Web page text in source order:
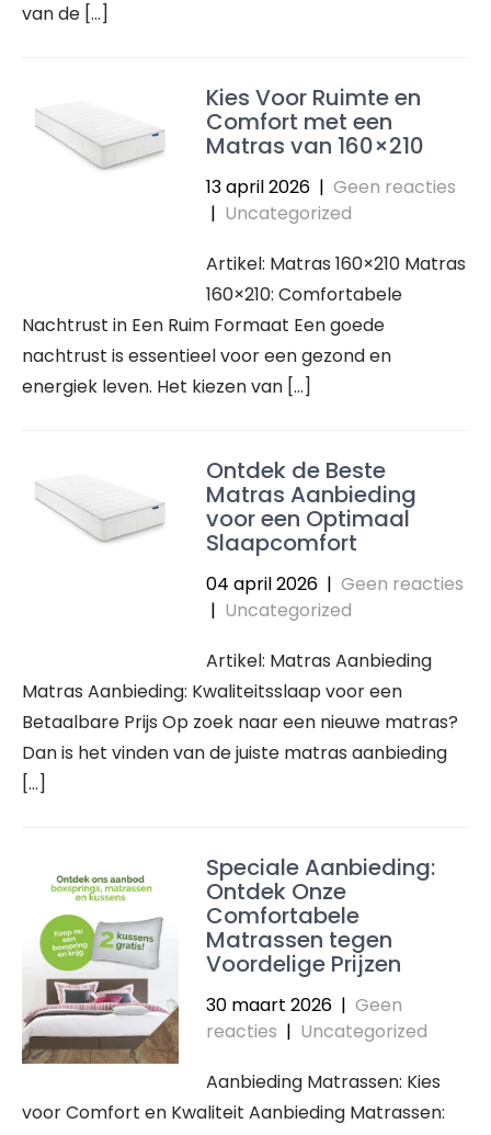
van de […]
Kies Voor Ruimte en
Comfort met een
Matras van 160×210
13 april 2026 | Geen reacties
| Uncategorized
Artikel: Matras 160×210 Matras
160×210: Comfortabele
Nachtrust in Een Ruim Formaat Een goede
nachtrust is essentieel voor een gezond en
energiek leven. Het kiezen van […]
Ontdek de Beste
Matras Aanbieding
voor een Optimaal
Slaapcomfort
04 april 2026 | Geen reacties
| Uncategorized
Artikel: Matras Aanbieding
Matras Aanbieding: Kwaliteitsslaap voor een
Betaalbare Prijs Op zoek naar een nieuwe matras?
Dan is het vinden van de juiste matras aanbieding
[…]
Speciale Aanbieding:
Ontdek Onze
Comfortabele
Matrassen tegen
Voordelige Prijzen
30 maart 2026 | Geen
reacties | Uncategorized
Aanbieding Matrassen: Kies
voor Comfort en Kwaliteit Aanbieding Matrassen: